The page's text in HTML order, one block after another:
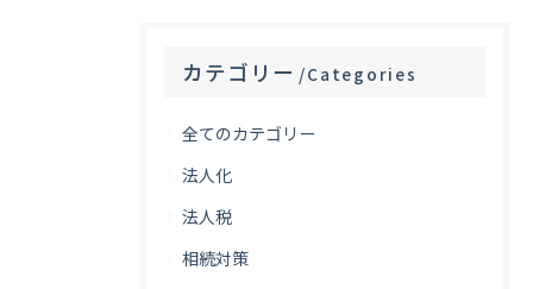
カテゴリー Categories
全てのカテゴリー
法人化
法人税
相続対策